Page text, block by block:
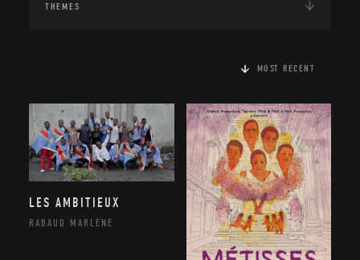
THEMES
MOST RECENT
LES AMBITIEUX
RABAUD MARLÈNE